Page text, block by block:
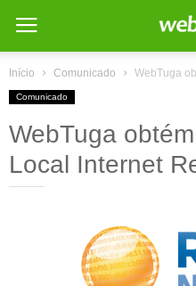
Início Comunicado WebTuga
Comunicado
WebTuga
Local Internet